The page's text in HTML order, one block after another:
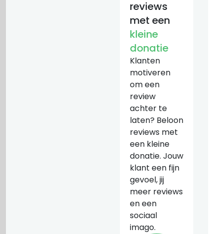
reviews
met een
kleine
donatie
Klanten
motiveren
om een
review
achter te
laten? Beloon
reviews met
een kleine
donatie. Jouw
klant een fijn
gevoel, jij
meer reviews
en een
sociaal
imago.